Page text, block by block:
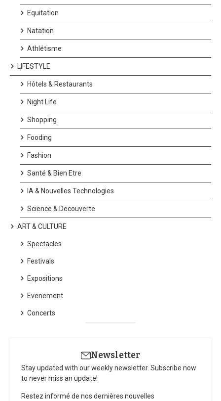
Equitation
Natation
Athlétisme
LIFESTYLE
Hôtels & Restaurants
Night Life
Shopping
Fooding
Fashion
Santé & Bien Etre
IA & Nouvelles Technologies
Science & Decouverte
ART & CULTURE
Spectacles
Festivals
Expositions
Evenement
Concerts
Newsletter
Stay updated with our weekly newsletter. Subscribe now
to never miss an update!
Restez informé de nos dernières nouvelles